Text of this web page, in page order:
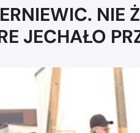
NIE
JECHAŁO